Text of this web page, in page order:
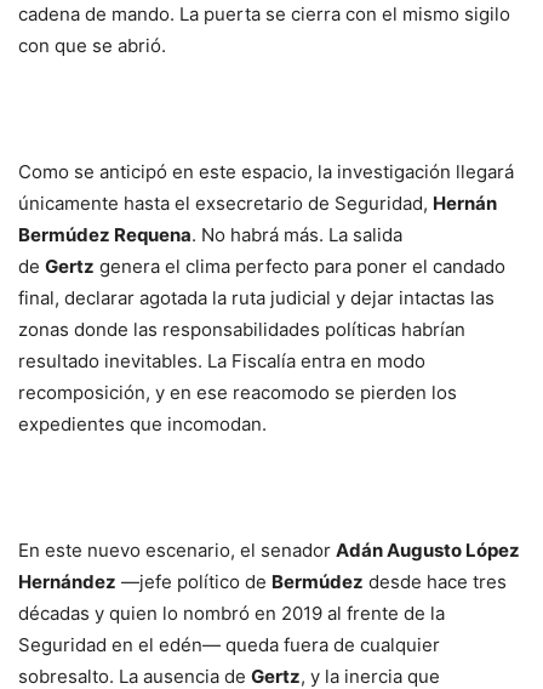
cadena de mando. La puerta se cierra con el mismo sigilo
con que se abrió.
Como se anticipó en este espacio, la investigación llegará
únicamente hasta el exsecretario de Seguridad, Hernán
Bermúdez Requena. No habrá más. La salida
de Gertz genera el clima perfecto para poner el candado
final, declarar agotada la ruta judicial y dejar intactas las
zonas donde las responsabilidades políticas habrían
resultado inevitables. La Fiscalía entra en modo
recomposición, y en ese reacomodo se pierden los
expedientes que incomodan.
En este nuevo escenario, el senador Adán Augusto López
Hernández —jefe político de Bermúdez desde hace tres
décadas y quien lo nombró en 2019 al frente de la
Seguridad en el edén— queda fuera de cualquier
sobresalto. La ausencia de Gertz, y la inercia que